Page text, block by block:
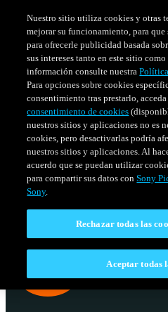
SERIESHORARIO
Venezuela
Nuestro sitio utiliza cookies y otras
mejorar su funcionamiento, para que
para ofrecerle publicidad basada
sus intereses tanto en este sitio
información consulte nuestra
Para opciones sobre cookies
consentimiento tras prestarlo,
consentimiento de cookies
nuestros sitios y aplicaciones no es
cookies, pero desactivarlas podría
nuestros sitios y aplicaciones. Al
acuerdo que se puedan utilizar
para compartir sus datos conSony
Sony.
Rechazar todas las
Aceptar todas